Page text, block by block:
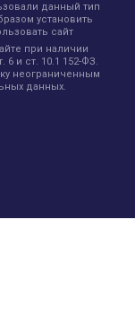
данный тип
установить
сайт
при наличии
6 и ст. 10.1 152-ФЗ.
неограниченным
данных.